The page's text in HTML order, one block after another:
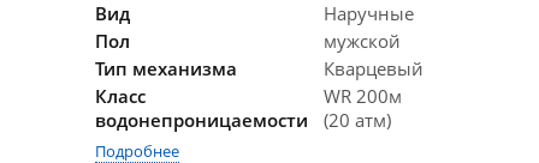
Вид
Наручные
Пол
мужской
Тип механизма
Кварцевый
Класс
водонепроницаемости
WR 200м
(20 атм)
Подробнее